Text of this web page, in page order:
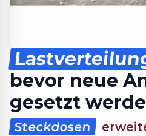
bevor neue
gesetzt
Steckdosen